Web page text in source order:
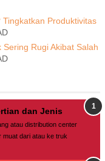
Produktivitas
Rugi Akibat Salah
dan Jenis
atau distribution center
dari atau ke truk